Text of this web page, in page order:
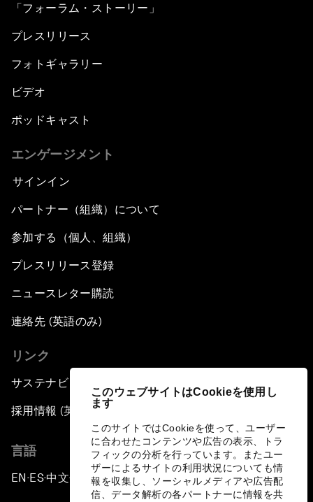
このウェブサイトはCookieを使用し
ます
このサイトではCookieを使って、ユーザー
に合わせたコンテンツや広告の表示、トラ
フィックの分析を行っています。またユー
ザーによるサイトの利用状況についても情
報を収集し、ソーシャルメディアや広告配
信、データ解析の各パートナーに情報を共
「フォーラム・ストーリー」
プレスリリース
フォトギャラリー
ビデオ
ポッドキャスト
エンゲージメント
サインイン
パートナー（組織）について
参加する（個人、組織）
プレスリリース登録
ニュースレター購読
連絡先 (英語のみ)
リンク
サステナビリティへの取り組み
採用情報 (英語のみ)
言語
EN ▪ES▪中文▪ 日本語